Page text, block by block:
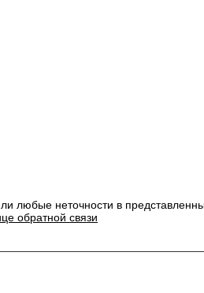
любые неточности в
обратной связи